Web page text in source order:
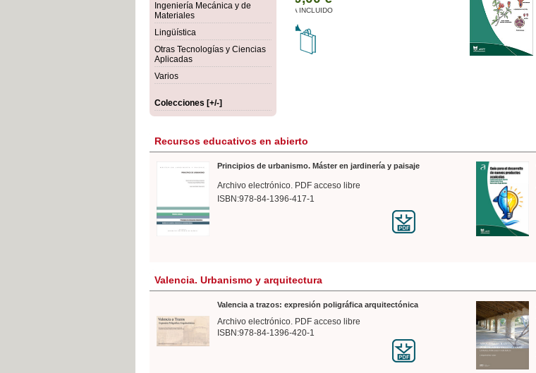
Ingeniería Mecánica y de
Materiales
Lingüística
Otras Tecnologías y Ciencias
Aplicadas
Varios
Colecciones [+/-]
Recursos educativos en abierto
Principios de urbanismo. Máster en jardinería y paisaje
Archivo electrónico. PDF acceso libre
ISBN:978-84-1396-417-1
Valencia. Urbanismo y arquitectura
Valencia a trazos: expresión poligráfica arquitectónica
Archivo electrónico. PDF acceso libre
ISBN:978-84-1396-420-1